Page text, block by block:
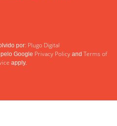
por: Plugo Digital
Google Privacy Policyand Terms of
apply.